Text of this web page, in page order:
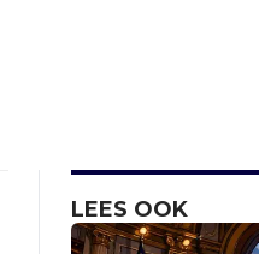
LEES OOK